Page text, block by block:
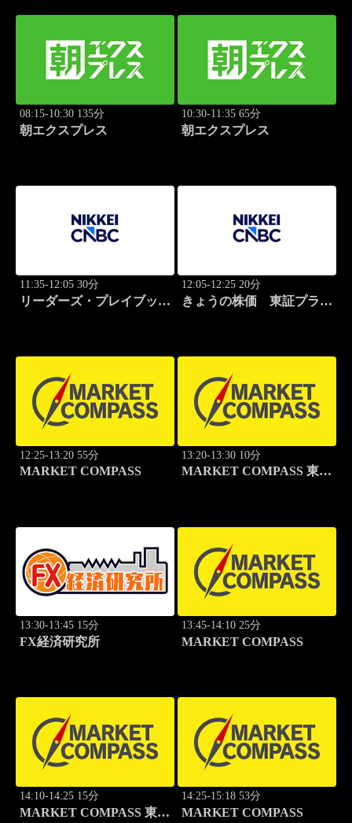
08:15-10:30 135分
朝エクスプレス
10:30-11:35 65分
朝エクスプレス
11:35-12:05 30分
リーダーズ・プレイブック
12:05-12:25 20分
きょうの株価 東証プライ
12:25-13:20 55分
MARKET COMPASS
13:20-13:30 10分
MARKET COMPASS 東証
13:30-13:45 15分
FX経済研究所
13:45-14:10 25分
MARKET COMPASS
14:10-14:25 15分
MARKET COMPASS 東証
14:25-15:18 53分
MARKET COMPASS